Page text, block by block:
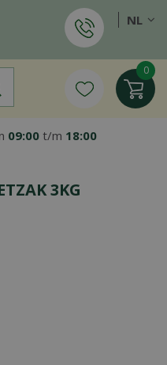
09:00 t/m 18:00
NL
3KG